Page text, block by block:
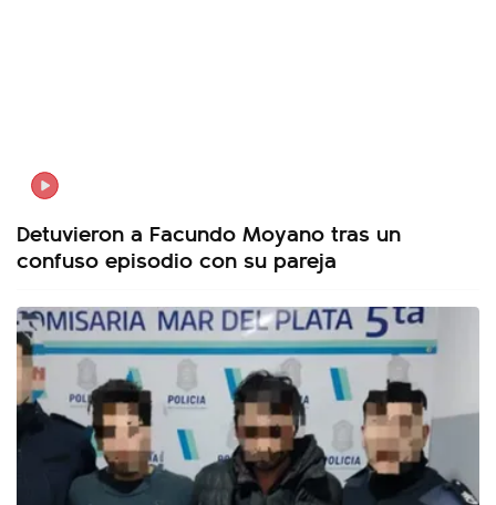
Detuvieron a Facundo Moyano tras un
confuso episodio con su pareja